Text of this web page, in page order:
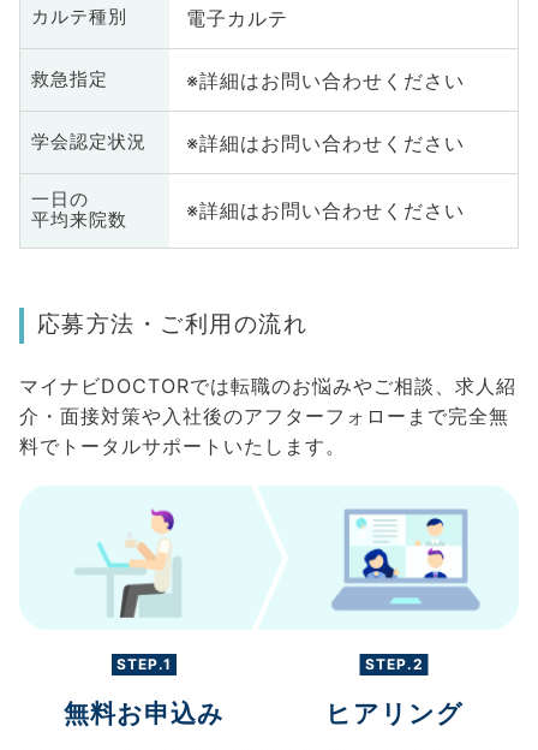
カルテ種別 電子カルテ
救急指定 ※詳細はお問い合わせください
学会認定状況 ※詳細はお問い合わせください
一日の
平均来院数
※詳細はお問い合わせください
応募方法・ご利用の流れ
マイナビDOCTORでは転職のお悩みやご相談、求人紹
介・面接対策や入社後のアフターフォローまで完全無
料でトータルサポートいたします。
STEP.1
無料お申込み
STEP.2
ヒアリング